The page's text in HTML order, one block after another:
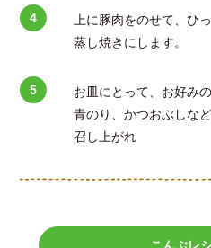
上に豚肉をのせて、ひ
蒸し焼きにします。
お皿にとって、お好み
青のり、かつおぶしな
召し上がれ